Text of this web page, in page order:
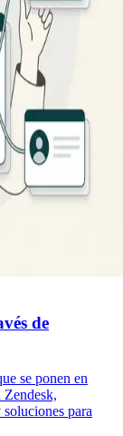
de
se ponen en
Zendesk,
para